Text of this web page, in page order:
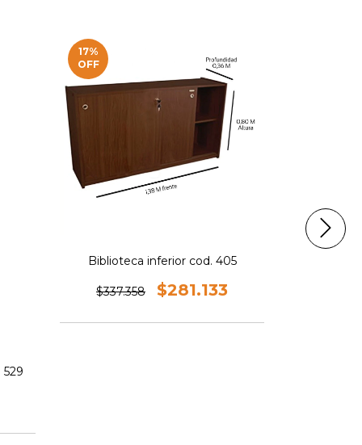
17%
OFF
Biblioteca inferior cod. 405
$337.358 $281.133